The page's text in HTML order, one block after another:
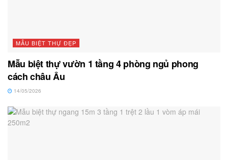
MẪU BIỆT THỰ ĐẸP
Mẫu biệt thự vườn 1 tầng 4 phòng ngủ phong
cách châu Âu
14/05/2026